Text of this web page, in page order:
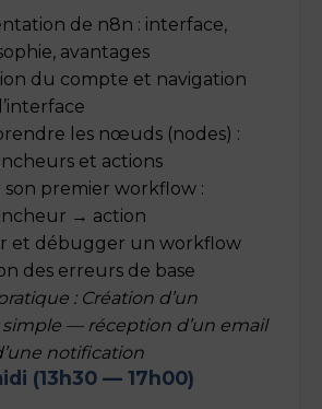
de n8n : interface,
avantages
du compte et navigation
les nœuds (nodes) :
et actions
son premier workflow :
→ action
et débugger un workflow
des erreurs de base
: Création d’un
— réception d’un email
notification
(13h30 — 17h00)